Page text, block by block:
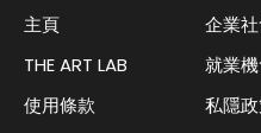
主頁
企業
THE ART LAB
就業
使用條款
私隱